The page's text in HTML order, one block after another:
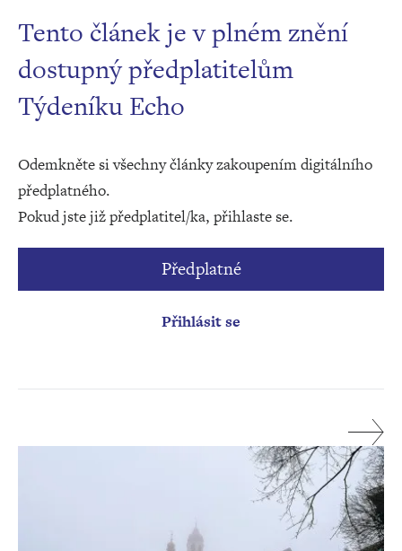
Tento článek je v plném znění
dostupný předplatitelům
Týdeníku Echo
Odemkněte si všechny články zakoupením digitálního
předplatného.
Pokud jste již předplatitel/ka, přihlaste se.
Předplatné
Přihlásit se